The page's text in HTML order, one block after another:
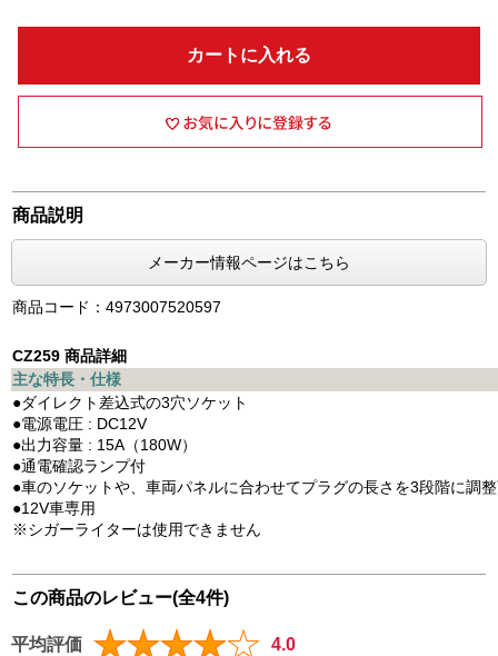
カートに入れる
商品説明
メーカー情報ページはこちら
商品コード：4973007520597
CZ259 商品詳細
主な特長・仕様
●ダイレクト差込式の3穴ソケット
●電源電圧 : DC12V
●出力容量 : 15A（180W）
●通電確認ランプ付
●車のソケットや、車両パネルに合わせてプラグの長さを3段階に調
●12V車専用
※シガーライターは使用できません
この商品のレビュー(全4件)
平均評価 4.0